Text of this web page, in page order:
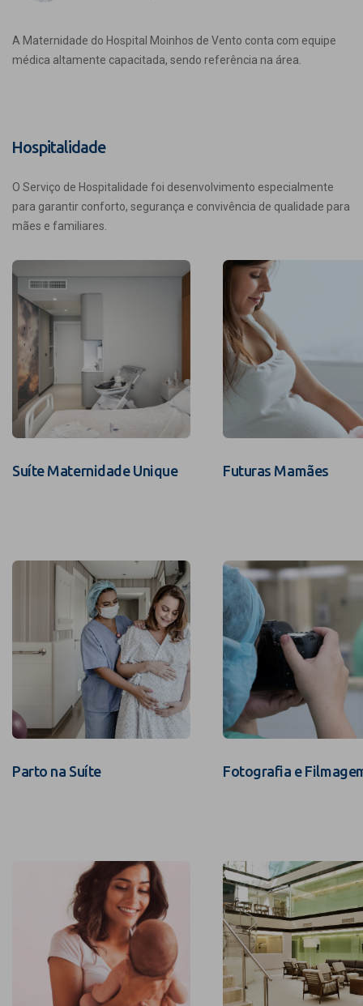
A Maternidade do Hospital Moinhos de Vento conta com equipe
médica altamente capacitada, sendo referência na área.
Hospitalidade
O Serviço de Hospitalidade foi desenvolvimento especialmente
para garantir conforto, segurança e convivência de qualidade para
mães e familiares.
Suíte Maternidade Unique Futuras Mamães
Parto na Suíte Fotografia e